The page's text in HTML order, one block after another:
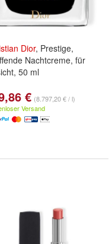
Dior, Prestige,
Nachtcreme, für
50 ml
€ (8.797,20 € / l)
Versand